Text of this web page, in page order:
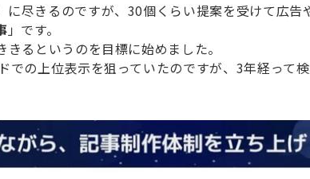
に尽きるのですが、30個くらい提案を受けて広
」です。
るというのを目標に始めました。
での上位表示を狙っていたのですが、3年経って